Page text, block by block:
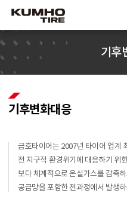
기후
기후변화대응
금호타이어는 2007년 타이어 업계
전 지구적 환경위기에 대응하기 위
보다 체계적으로 온실가스를 감축
공급망을 포함한 전과정에서 발생